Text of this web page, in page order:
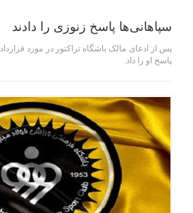
سپاهانی‌ها پاسخ زنوزی را دادند
پس از ادعای مالک باشگاه تراکتور در مورد قرارداد
پاسخ او را داد.